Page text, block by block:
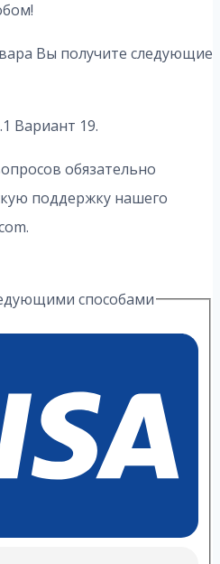
Вы получите следующие
Вариант 19.
обязательно
поддержку нашего
способами